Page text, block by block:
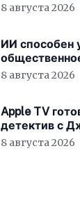
8 августа 2026
ИИ способен
всём мире
8 августа 2026
Apple TV
детектив с
8 августа 2026